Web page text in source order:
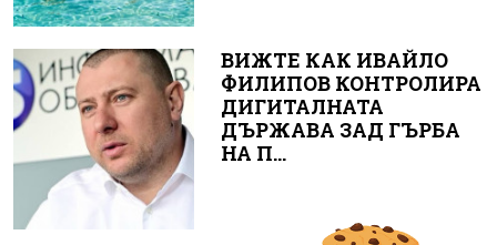
ВИЖТЕ КАК ИВАЙЛО
ФИЛИПОВ КОНТРОЛИРА
ДИГИТАЛНАТА
ДЪРЖАВА ЗАД ГЪРБА
НА П...